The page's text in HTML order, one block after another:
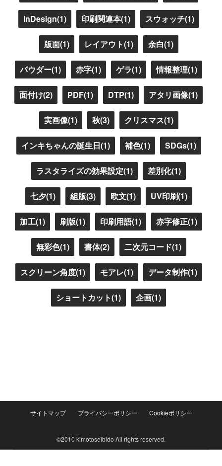
InDesign(1) 印刷関連本(1) スウォッチ(1)
版面(1) レイアウト(1) 余白(1)
パウダー(1) 赤字(1) ゲラ(1) 情報整理(1)
面付け(2) PDF(1) DTP(1) アタリ画像(1)
実画像(1) 秋(3) クリスマス(1)
インキちゃんの誕生日(1) 補色(1) SDGs(1)
ラスタライズの効果設定(1) 差別化(1)
七夕(1) 組版(3) 欧文(1) UV印刷(1)
加工(1) 刷版(1) 印刷用語(1) 赤字修正(1)
無彩色(1) 書体(2) 二次元コード(1)
スクリーン角度(1) モアレ(1) データ制作(1)
ショートカット(1) 企画(1)
サイトマップ プライバシーポリシー Cookieポリシー
©2010 kimotoseibido All rights reserved.